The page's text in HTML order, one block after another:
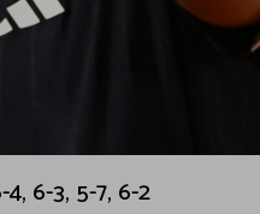
6-3, 5-7, 6-2